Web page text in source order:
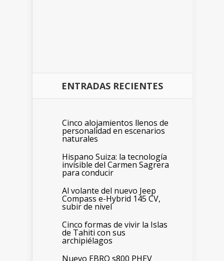
ENTRADAS RECIENTES
Cinco alojamientos llenos de
personalidad en escenarios
naturales
Hispano Suiza: la tecnología
invisible del Carmen Sagrera
para conducir
Al volante del nuevo Jeep
Compass e-Hybrid 145 CV,
subir de nivel
Cinco formas de vivir la Islas
de Tahiti con sus
archipiélagos
Nuevo EBRO s800 PHEV